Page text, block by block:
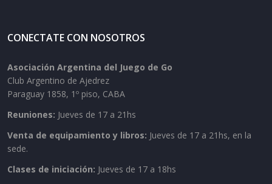
CONECTATE CON NOSOTROS
Asociación Argentina del Juego de Go
Club Argentino de Ajedrez
Paraguay 1858, 1º piso, CABA
Reuniones: Jueves de 17 a 21hs
Venta de equipamiento y libros: Jueves de 17 a 21hs, en la
sede.
Clases de iniciación: Jueves de 17 a 18hs